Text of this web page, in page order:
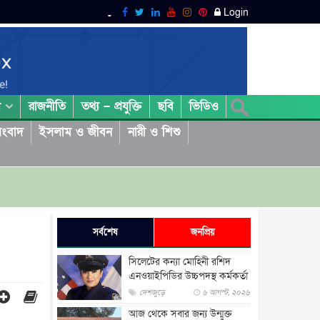
Login
রাজনীতি তথ্য – প্রযুক্তি ছবি
ভিডিও
ইসলাম ও জীবন
নারী ও শিশু
সর্বশেষ জনপ্রিয়
সিলেটের কন্যা মোহিনী রশিদ
এনওয়াইপিডির উচ্চপদস্থ কর্মকর্তা
দেশজুড়ে ৬ আগস্ট, ২০২৬
আজ থেকে সবার জন্য উন্মুক্ত